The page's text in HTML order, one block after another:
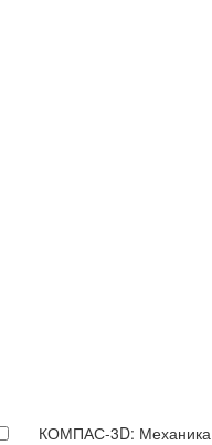
КОМПАС-3D: Механика